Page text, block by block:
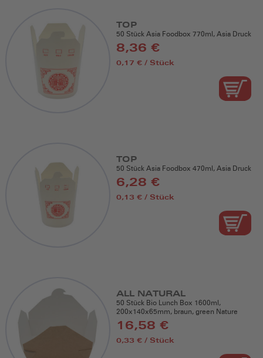
TOP
50 Stück Asia Foodbox 770ml, Asia Druck
8,36 €
0,17 € / Stück
TOP
50 Stück Asia Foodbox 470ml, Asia Druck
6,28 €
0,13 € / Stück
ALL NATURAL
50 Stück Bio Lunch Box 1600ml,
200x140x65mm, braun, green Nature
16,58 €
0,33 € / Stück